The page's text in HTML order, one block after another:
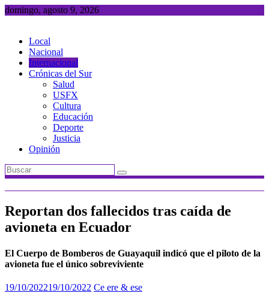
Saltar
domingo, agosto 9, 2026
Local
Nacional
Internacional
Crónicas del Sur
Salud
USFX
Cultura
Educación
Deporte
Justicia
Opinión
Reportan dos fallecidos tras caída de
avioneta en Ecuador
El Cuerpo de Bomberos de Guayaquil indicó que el piloto de la
avioneta fue el único sobreviviente
19/10/202219/10/2022 Ce ere & ese